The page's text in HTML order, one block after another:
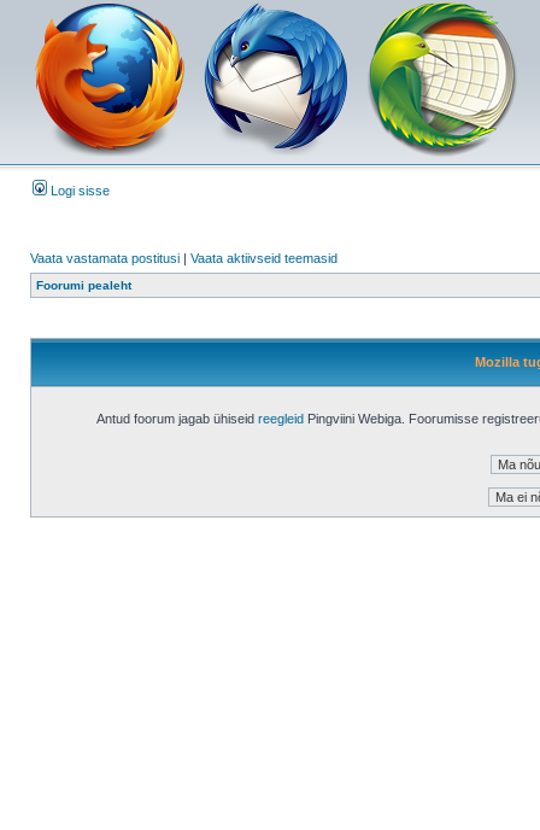
Logi sisse
Vaata vastamata postitusi | Vaata aktiivseid teemasid
Foorumi pealeht
Mozilla
Antud foorum jagab ühiseid reegleid Pingviini Webiga. Foorumisse